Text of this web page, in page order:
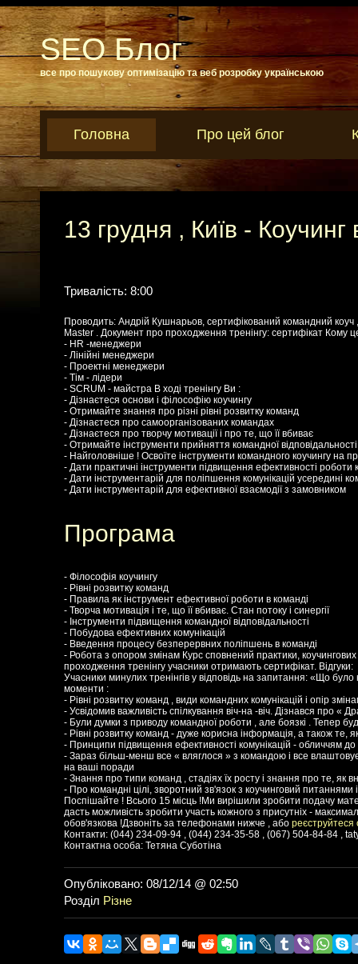
SEO Блог
все про пошукову оптимізацію та веб розробку українською
Головна Про цей блог
13 грудня , Київ -
Тривалість: 8:00
Проводить: Андрій Кушнарьов, сертифікований командний
Master . Документ про проходження тренінгу: сертифікат Кому
- HR -менеджери
- Лінійні менеджери
- Проектні менеджери
- Тім - лідери
- SCRUM - майстра В ході тренінгу Ви :
- Дізнаєтеся основи і філософію коучингу
- Отримайте знання про різні рівні розвитку команд
- Дізнаєтеся про самоорганізованих командах
- Дізнаєтеся про творчу мотивації і про те, що її вбиває
- Отримайте інструменти прийняття командної відповідальності
- Найголовніше ! Освоїте інструменти командного коучингу на
- Дати практичні інструменти підвищення ефективності роботи
- Дати інструментарій для поліпшення комунікацій усередині
- Дати інструментарій для ефективної взаємодії з замовником
Програма
- Філософія коучингу
- Рівні розвитку команд
- Правила як інструмент ефективної роботи в команді
- Творча мотивація і те, що її вбиває. Стан потоку і синергії
- Інструменти підвищення командної відповідальності
- Побудова ефективних комунікацій
- Введення процесу безперервних поліпшень в команді
- Робота з опором змінам Курс сповнений практики,
проходження тренінгу учасники отримають сертифікат. Відгуки:
Учасники минулих тренінгів у відповідь на запитання: «Що
моменти :
- Рівні розвитку команд , види командних комунікацій і опір
- Усвідомив важливість спілкування віч-на -віч. Дізнався про «
- Були думки з приводу командної роботи , але боязкі . Тепер
- Рівні розвитку команд - дуже корисна інформація, а також те,
- Принципи підвищення ефективності комунікацій - обличчям
- Зараз більш-менш все « вляглося » з командою і все
на ваші поради
- Знання про типи команд , стадіях їх росту і знання про те, як
- Про командні цілі, зворотний зв'язок з коучинговий
Поспішайте ! Всього 15 місць !Ми вирішили зробити подачу
дасть можливість зробити участь кожного з присутніх -
обов'язкова !Дзвоніть за телефонами нижче , або реєструйтеся
Контакти: (044) 234-09-94 , (044) 234-35-58 , (067) 504-84-84 ,
Контактна особа: Тетяна Суботіна
Опубліковано: 08/12/14 @ 02:50
Розділ Різне